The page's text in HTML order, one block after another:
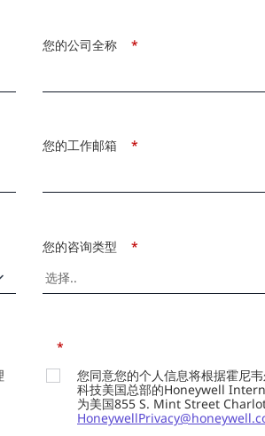
*
您的公司全称
*
您的工作邮箱
*
您的咨询类型
*
您同意您的个人信息将根据霍尼
科技美国总部的Honeywell
为美国855 S. Mint Street